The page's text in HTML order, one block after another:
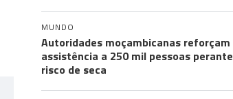
MUNDO
Autoridades moçambicanas reforçam
assistência a 250 mil pessoas perante
risco de seca